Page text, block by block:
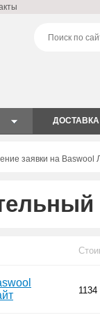
ДОСТАВКА
заявки на Baswool
1134